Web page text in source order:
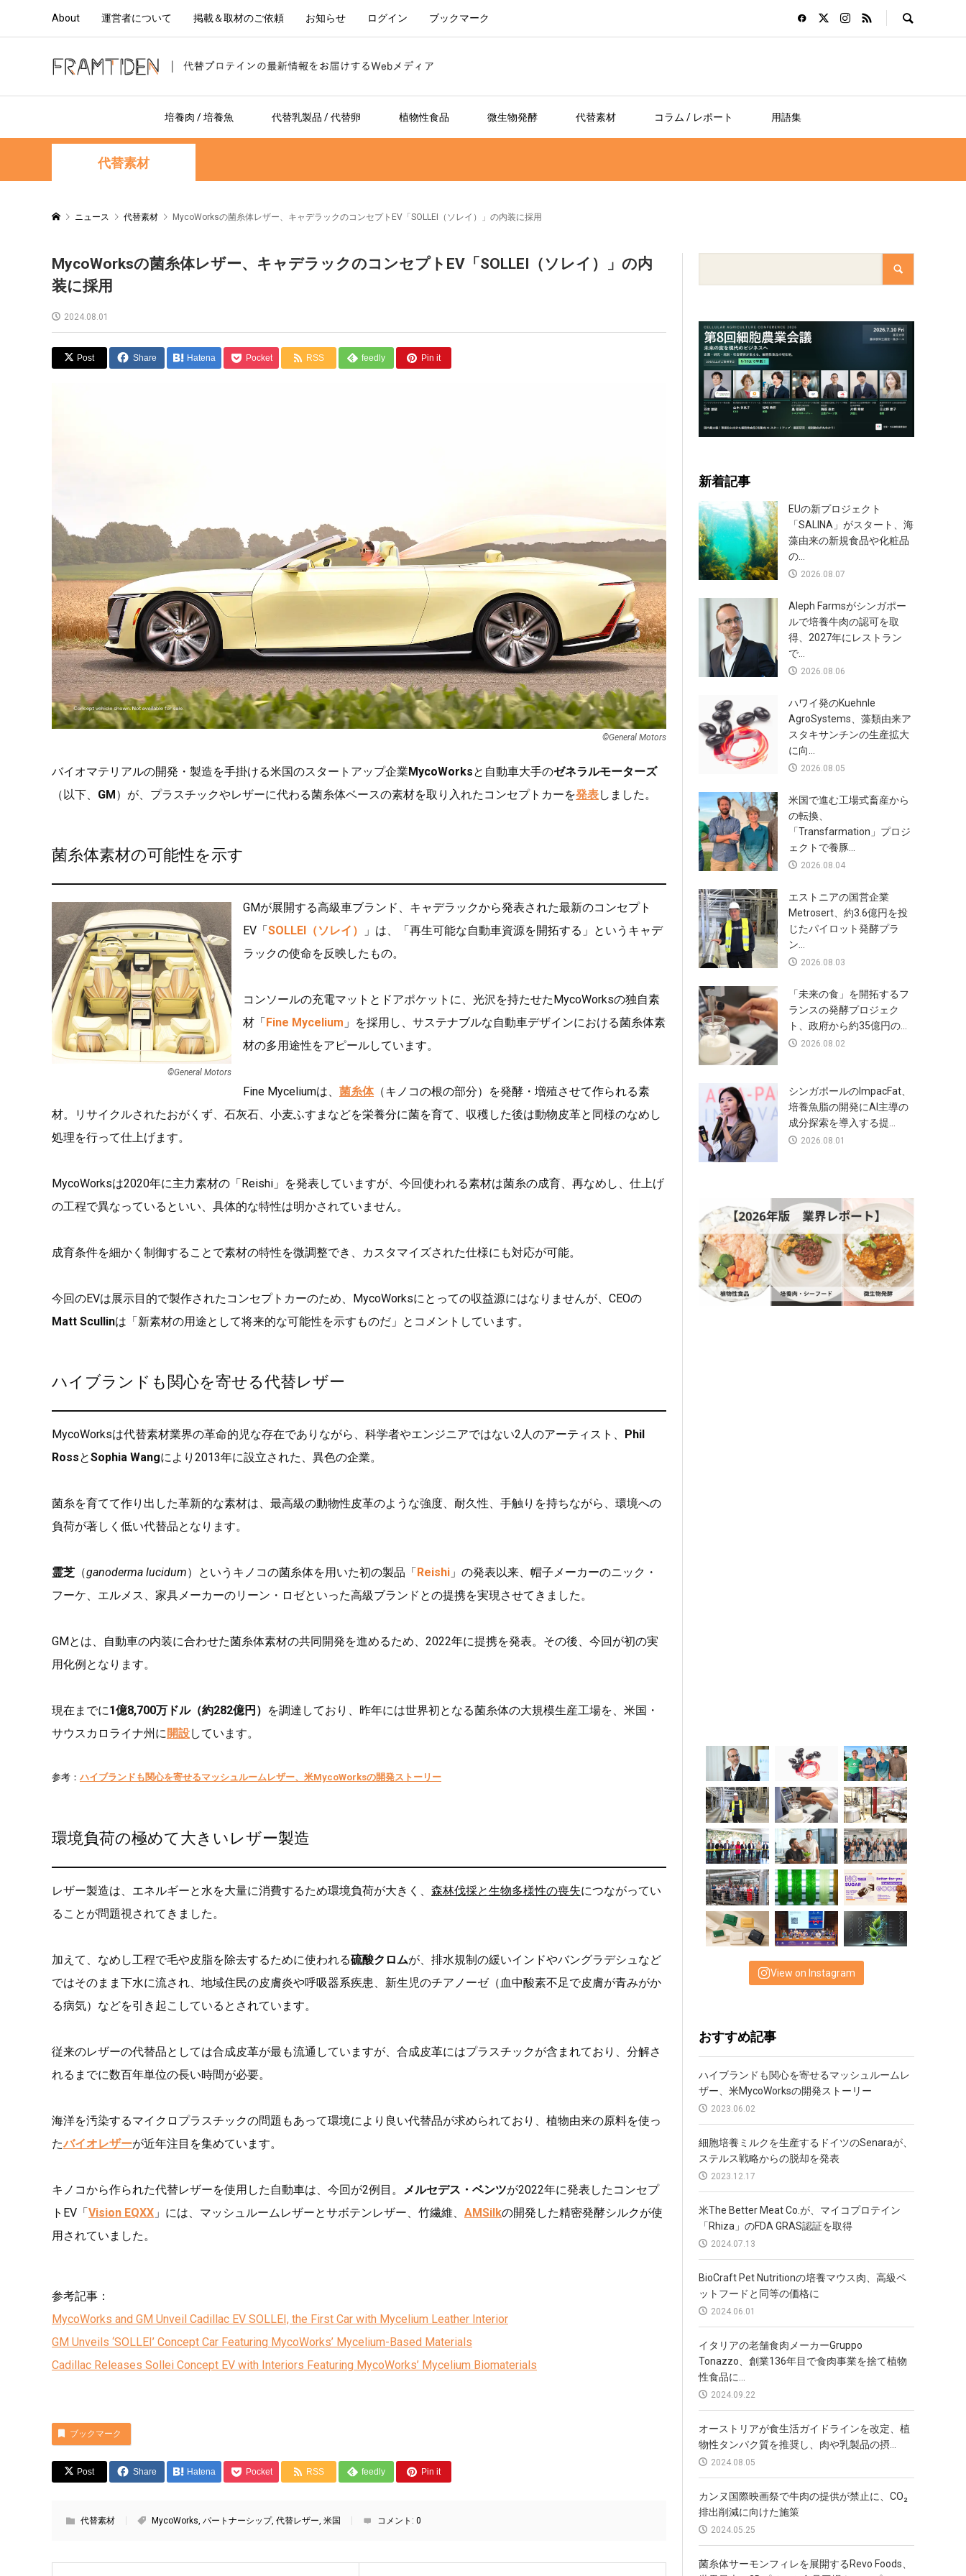
About 運営者について 掲載＆取材のご依頼 お知らせ ログイン ブックマーク
培養肉 / 培養魚 代替乳製品 / 代替卵 植物性食品 微生物発酵 代替素材 コラム / レポート 用語集
代替素材
ニュース 代替素材 MycoWorksの菌糸体レザー、キャデラックのコンセプトEV「SOLLEI（ソレイ）」の内装に採用
MycoWorksの菌糸体レザー、キャデラックのコンセプトEV「SOLLEI（ソレイ）」の内
装に採用
2024.08.01
Post Share Hatena Pocket RSS feedly Pin it
©︎General Motors
バイオマテリアルの開発・製造を手掛ける米国のスタートアップ企業MycoWorksと自動車大手のゼネラルモーターズ
（以下、 GM）が、プラスチックやレザーに代わる菌糸体ベースの素材を取り入れたコンセプトカーを発表しました。
菌糸体素材の可能性を示す
©︎General Motors
GMが展開する高級車ブランド、キャデラックから発表された最新のコンセプト
EV「SOLLEI（ソレイ）
」は、「再生可能な自動車資源を開拓する」というキャデ
ラックの使命を反映したもの。
コンソールの充電マットとドアポケットに、光沢を持たせたMycoWorksの独自素
材「Fine Mycelium 」を採用し、サステナブルな自動車デザインにおける菌糸体素
材の多用途性をアピールしています。
Fine Myceliumは、 菌糸体（キノコの根の部分）を発酵・増殖させて作られる素
材。リサイクルされたおがくず、石灰石、小麦ふすまなどを栄養分に菌を育て、収穫した後は動物皮革と同様のなめし
処理を行って仕上げます。
MycoWorksは2020年に主力素材の「Reishi」を発表していますが、今回使われる素材は菌糸の成育、再なめし、仕上げ
の工程で異なっているといい、具体的な特性は明かされていません。
成育条件を細かく制御することで素材の特性を微調整でき、カスタマイズされた仕様にも対応が可能。
今回のEVは展示目的で製作されたコンセプトカーのため、MycoWorksにとっての収益源にはなりませんが、CEOの
Matt Scullinは「新素材の用途として将来的な可能性を示すものだ」とコメントしています。
ハイブランドも関心を寄せる代替レザー
MycoWorksは代替素材業界の革命的児な存在でありながら、科学者やエンジニアではない2人のアーティスト、
Phil
RossとSophia Wangにより2013年に設立された、異色の企業。
菌糸を育てて作り出した革新的な素材は、最高級の動物性皮革のような強度、耐久性、手触りを持ちながら、環境への
負荷が著しく低い代替品となります。
霊芝 （ganoderma lucidum）というキノコの菌糸体を用いた初の製品「 Reishi 」の発表以来、帽子メーカーのニック・
フーケ、エルメス、家具メーカーのリーン・ロゼといった高級ブランドとの提携を実現させてきました。
GMとは、自動車の内装に合わせた菌糸体素材の共同開発を進めるため、2022年に提携を発表。その後、今回が初の実
用化例となります。
現在までに1億8,700万ドル（約282億円） を調達しており、昨年には世界初となる菌糸体の大規模生産工場を、米国・
サウスカロライナ州に開設しています。
参考： ハイブランドも関心を寄せるマッシュルームレザー、米MycoWorksの開発ストーリー
環境負荷の極めて大きいレザー製造
レザー製造は、エネルギーと水を大量に消費するため環境負荷が大きく、 森林伐採と生物多様性の喪失につながってい
ることが問題視されてきました。
加えて、なめし工程で毛や皮脂を除去するために使われる硫酸クロムが、排水規制の緩いインドやバングラデシュなど
ではそのまま下水に流され、地域住民の皮膚炎や呼吸器系疾患、新生児のチアノーゼ（血中酸素不足で皮膚が青みがか
る病気）などを引き起こしているとされています。
従来のレザーの代替品としては合成皮革が最も流通していますが、合成皮革にはプラスチックが含まれており、分解さ
れるまでに数百年単位の長い時間が必要。
海洋を汚染するマイクロプラスチックの問題もあって環境により良い代替品が求められており、植物由来の原料を使っ
たバイオレザーが近年注目を集めています。
キノコから作られた代替レザーを使用した自動車は、今回が2例目。 メルセデス・ベンツが2022年に発表したコンセプ
トEV「 Vision EQXX 」には、マッシュルームレザーとサボテンレザー、竹繊維、 AMSilkの開発した精密発酵シルクが使
用されていました。
参考記事：
MycoWorks and GM Unveil Cadillac EV SOLLEI, the First Car with Mycelium Leather Interior
GM Unveils ‘SOLLEI’ Concept Car Featuring MycoWorks’ Mycelium-Based Materials
Cadillac Releases Sollei Concept EV with Interiors Featuring MycoWorks’ Mycelium Biomaterials
ブックマーク
Post Share Hatena Pocket RSS feedly Pin it
代替素材 MycoWorks, パートナーシップ, 代替レザー, 米国 コメント: 0
新着記事
EUの新プロジェクト
「SALINA」がスタート、海
藻由来の新規食品や化粧品
の...
2026.08.07
Aleph Farmsがシンガポー
ルで培養牛肉の認可を取
得、2027年にレストラン
で...
2026.08.06
ハワイ発のKuehnle
AgroSystems、藻類由来ア
スタキサンチンの生産拡大
に向...
2026.08.05
米国で進む工場式畜産から
の転換、
「Transfarmation」プロジ
ェクトで養豚...
2026.08.04
エストニアの国営企業
Metrosert、約3.6億円を投
じたパイロット発酵プラ
ン...
2026.08.03
「未来の食」を開拓するフ
ランスの発酵プロジェク
ト、政府から約35億円の...
2026.08.02
シンガポールのImpacFat、
培養魚脂の開発にAI主導の
成分探索を導入する提...
2026.08.01
View on Instagram
おすすめ記事
ハイブランドも関心を寄せるマッシュルームレ
ザー、米MycoWorksの開発ストーリー
2023.06.02
細胞培養ミルクを生産するドイツのSenaraが、
ステルス戦略からの脱却を発表
2023.12.17
米The Better Meat Co.が、マイコプロテイン
「Rhiza」のFDA GRAS認証を取得
2024.07.13
BioCraft Pet Nutritionの培養マウス肉、高級ペ
ットフードと同等の価格に
2024.06.01
イタリアの老舗食肉メーカーGruppo
Tonazzo、創業136年目で食肉事業を捨て植物
性食品に...
2024.09.22
オーストリアが食生活ガイドラインを改定、植
物性タンパク質を推奨し、肉や乳製品の摂...
2024.08.05
カンヌ国際映画祭で牛肉の提供が禁止に、CO₂
排出削減に向けた施策
2024.05.25
菌糸体サーモンフィレを展開するRevo Foods、